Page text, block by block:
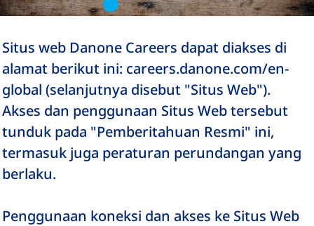
Situs web Danone Careers dapat diakses di
alamat berikut ini: careers.danone.com/en-
global (selanjutnya disebut "Situs Web").
Akses dan penggunaan Situs Web tersebut
tunduk pada "Pemberitahuan Resmi" ini,
termasuk juga peraturan perundangan yang
berlaku.
Penggunaan koneksi dan akses ke Situs Web